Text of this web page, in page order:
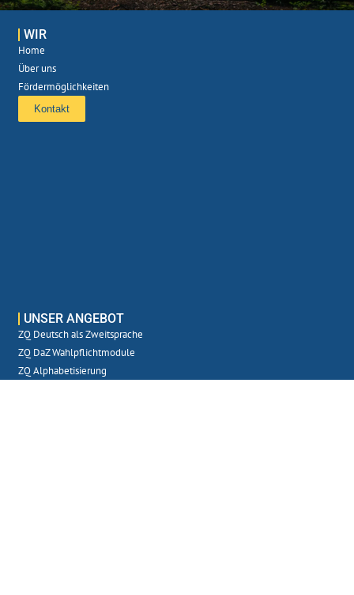
WIR
Home
Über uns
Fördermöglichkeiten
Kontakt
UNSER ANGEBOT
ZQ Deutsch als Zweitsprache
ZQ DaZ Wahlpflichtmodule
ZQ Alphabetisierung